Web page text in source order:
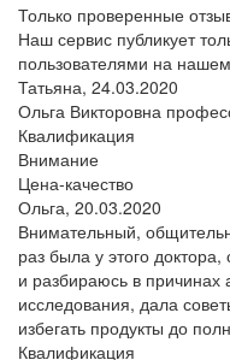
Только проверенные
Наш сервис публикует
пользователями на
Татьяна, 24.03.2020
Ольга Викторовна
Квалификация
Внимание
Цена-качество
Ольга, 20.03.2020
Внимательный,
раз была у этого
и разбираюсь в причинах
исследования, дала
избегать продукты до
Квалификация